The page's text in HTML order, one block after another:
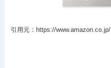
引用元：https://www.amazon.co.jp/